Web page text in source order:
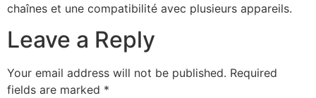
chaînes et une compatibilité avec plusieurs appareils.
Leave a Reply
Your email address will not be published. Required
fields are marked *